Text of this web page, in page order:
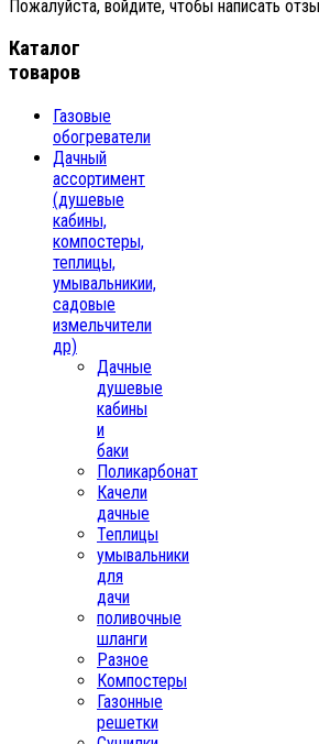
Пожалуйста, войдите, чтобы написать
Каталог
товаров
Газовые
обогреватели
Дачный
ассортимент
(душевые
кабины,
компостеры,
теплицы,
умывальникии,
садовые
измельчители
др)
Дачные
душевые
кабины
и
баки
Поликарбонат
Качели
дачные
Теплицы
умывальники
для
дачи
поливочные
шланги
Разное
Компостеры
Газонные
решетки